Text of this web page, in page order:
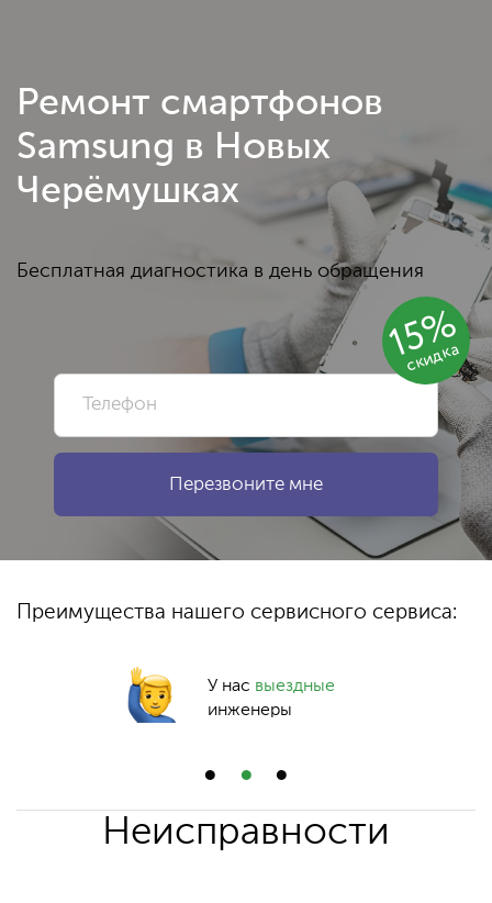
15%
скидка
Ремонт смартфонов
Samsung в Новых
Черёмушках
Бесплатная диагностика в день обращения
Преимущества нашего сервисного сервиса:
У нас выездные
инженеры
Неисправности